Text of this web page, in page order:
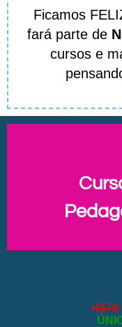
Ficamos
fará parte de
cursos e
R$79